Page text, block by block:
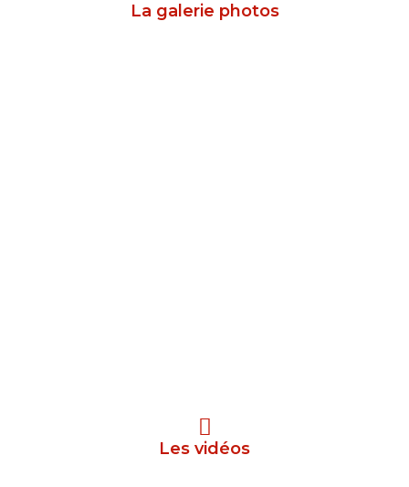
La galerie photos
Les vidéos